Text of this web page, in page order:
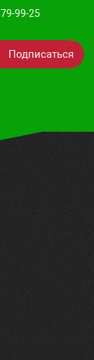
99-25
Подписаться